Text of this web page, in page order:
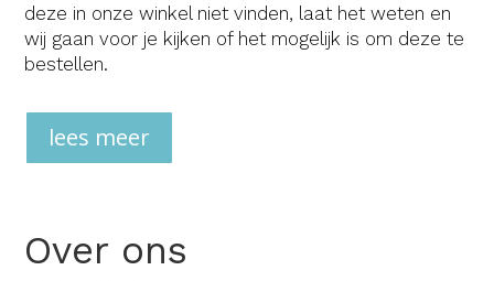
deze in onze winkel niet vinden, laat het weten en
wij gaan voor je kijken of het mogelijk is om deze te
bestellen.
lees meer
Over ons